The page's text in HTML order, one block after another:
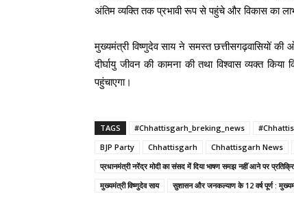
अंतिम व्यक्ति तक प्रभावी रूप से पहुंचे और विकास का
मुख्यमंत्री विष्णुदेव साय ने समस्त छत्तीसगढ़वासियों
दीर्घायु जीवन की कामना की तथा विश्वास व्यक्त
पहुंचाएगा।
TAGS #Chhattisgarh_breking_news
BJP Party
Chhattisgarh Chhattisgarh News
प्रधानमंत्री नरेंद्र मोदी का संसद में दिया भाषण समझ नहीं आने पर
मुख्यमंत्री विष्णुदेव साय
सुशासन और जनकल्याण के 12 वर्ष पूर्ण :